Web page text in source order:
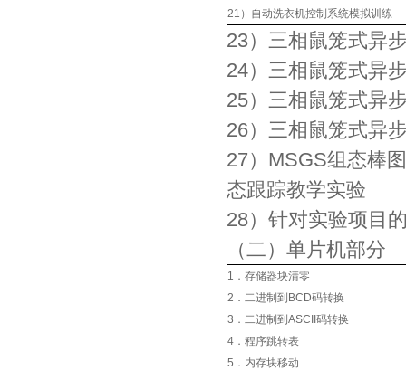
21）自动洗衣机控制系统模拟训练
23）三相鼠笼式异
24）三相鼠笼式异
25）三相鼠笼式异
26）三相鼠笼式异
27）MSGS组态棒
态跟踪教学实验
28）针对实验项目
（二）单片机部分
1．存储器块清零
2．二进制到BCD码转换
3．二进制到ASCII码转换
4．程序跳转表
5．内存块移动